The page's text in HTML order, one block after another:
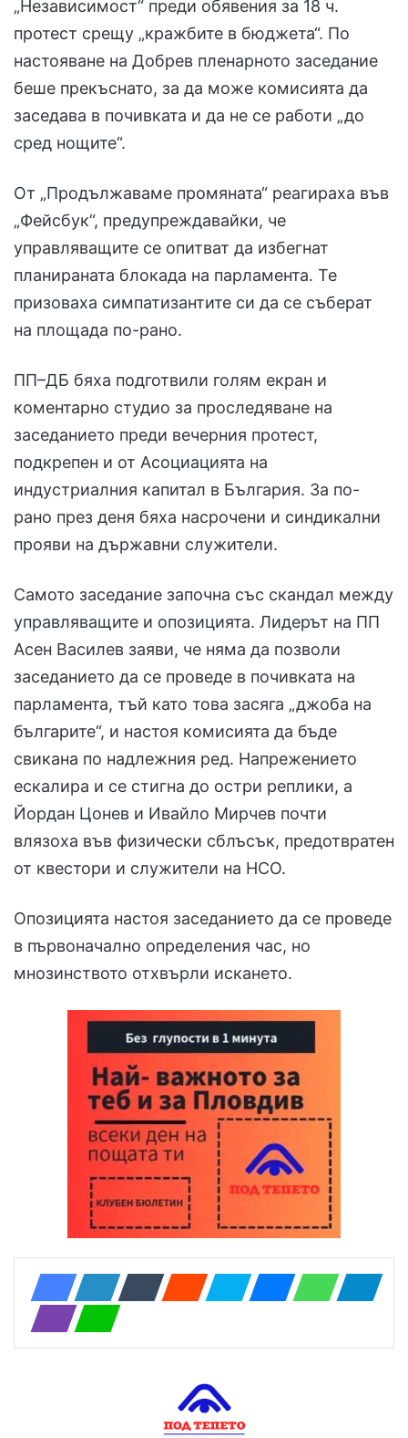
„Независимост“ преди обявения за 18 ч.
протест срещу „кражбите в бюджета“. По
настояване на Добрев пленарното заседание
беше прекъснато, за да може комисията да
заседава в почивката и да не се работи „до
сред нощите“.
От „Продължаваме промяната“ реагираха във
„Фейсбук“, предупреждавайки, че
управляващите се опитват да избегнат
планираната блокада на парламента. Те
призоваха симпатизантите си да се съберат
на площада по-рано.
ПП–ДБ бяха подготвили голям екран и
коментарно студио за проследяване на
заседанието преди вечерния протест,
подкрепен и от Асоциацията на
индустриалния капитал в България. За по-
рано през деня бяха насрочени и синдикални
прояви на държавни служители.
Самото заседание започна със скандал между
управляващите и опозицията. Лидерът на ПП
Асен Василев заяви, че няма да позволи
заседанието да се проведе в почивката на
парламента, тъй като това засяга „джоба на
българите“, и настоя комисията да бъде
свикана по надлежния ред. Напрежението
ескалира и се стигна до остри реплики, а
Йордан Цонев и Ивайло Мирчев почти
влязоха във физически сблъсък, предотвратен
от квестори и служители на НСО.
Опозицията настоя заседанието да се проведе
в първоначално определения час, но
мнозинството отхвърли искането.